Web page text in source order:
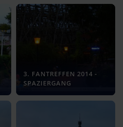
3. FANTREFFEN 2014 -
SPAZIERGANG